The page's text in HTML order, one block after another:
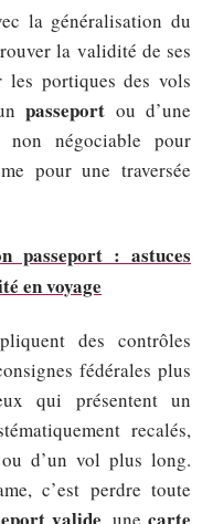
la généralisation du
la validité de ses
les portiques des vols
passeport ou d’une
non négociable pour
pour une traversée
passeport : astuces
en voyage
des contrôles
fédérales plus
qui présentent un
recalés,
d’un vol plus long.
c’est perdre toute